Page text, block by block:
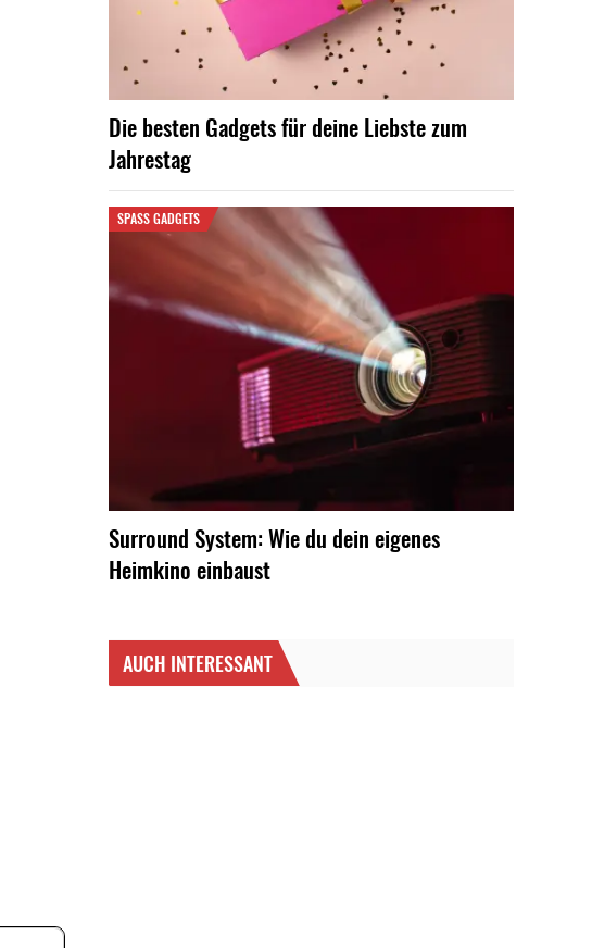
Die besten Gadgets für deine Liebste zum
Jahrestag
SPASS GADGETS
Surround System: Wie du dein eigenes
Heimkino einbaust
AUCH INTERESSANT